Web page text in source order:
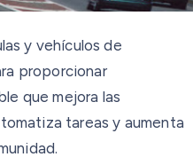
y vehículos de
proporcionar
que mejora las
tareas y aumenta